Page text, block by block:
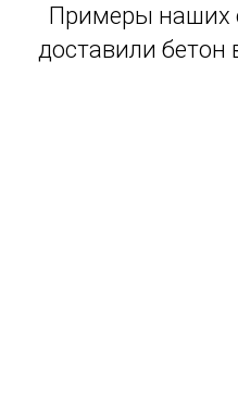
Примеры наших
доставили бетон